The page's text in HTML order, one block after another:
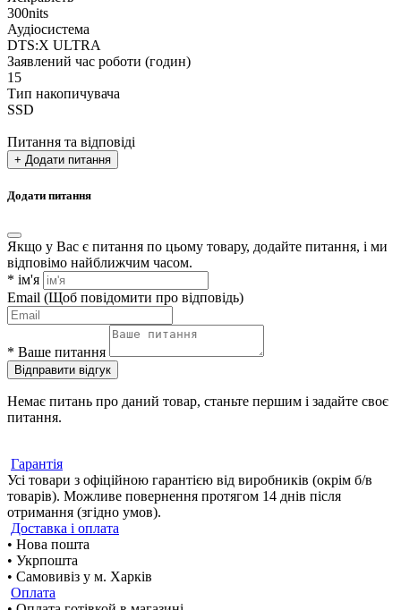
300nits
Аудіосистема
DTS:X ULTRA
Заявлений час роботи (годин)
15
Тип накопичувача
SSD
Питання та відповіді
+ Додати питання
Додати питання
Якщо у Вас є питання по цьому товару, додайте питання, і ми
відповімо найближчим часом.
* ім'я
Email (Щоб повідомити про відповідь)
* Ваше питання
Відправити відгук
Немає питань про даний товар, станьте першим і задайте своє
питання.
Гарантія
Усі товари з офіційною гарантією від виробників (окрім б/в
товарів). Можливе повернення протягом 14 днів після
отримання (згідно умов).
Доставка і оплата
• Нова пошта
• Укрпошта
• Самовивіз у м. Харків
Оплата